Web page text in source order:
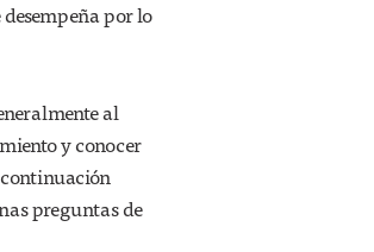
por lo
al
y conocer
preguntas de